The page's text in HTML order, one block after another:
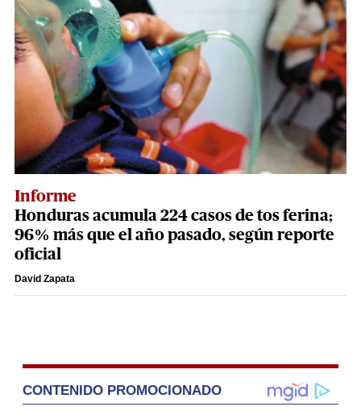
Informe
Honduras acumula 224 casos de tos ferina;
96% más que el año pasado, según reporte
oficial
David Zapata
CONTENIDO PROMOCIONADO